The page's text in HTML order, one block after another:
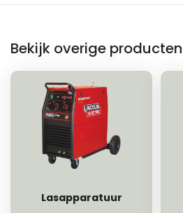
Bekijk overige producten
Lasapparatuur